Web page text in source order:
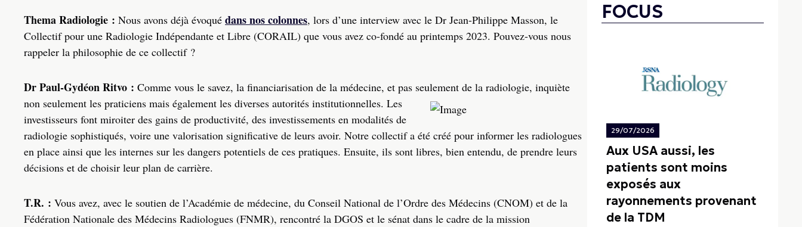
Thema Radiologie : Nous avons déjà évoqué dans nos colonnes, lors d’une interview avec le Dr Jean-Philippe Masson, le
Collectif pour une Radiologie Indépendante et Libre (CORAIL) que vous avez co-fondé au printemps 2023. Pouvez-vous nous
rappeler la philosophie de ce collectif ?
Dr Paul-Gydéon Ritvo : Comme vous le savez, la financiarisation de la médecine, et pas seulement de la radiologie, inquiète
non seulement les praticiens mais également les diverses autorités institutionnelles. Les
investisseurs font miroiter des gains de productivité, des investissements en modalités de
radiologie sophistiqués, voire une valorisation significative de leurs avoir. Notre collectif a été créé pour informer les radiologues
en place ainsi que les internes sur les dangers potentiels de ces pratiques. Ensuite, ils sont libres, bien entendu, de prendre leurs
décisions et de choisir leur plan de carrière.
T.R. : Vous avez, avec le soutien de l’Académie de médecine, du Conseil National de l’Ordre des Médecins (CNOM) et de la
Fédération Nationale des Médecins Radiologues (FNMR), rencontré la DGOS et le sénat dans le cadre de la mission
FOCUS
29/07/2026
Aux USA aussi, les
patients sont moins
exposés aux
rayonnements provenant
de la TDM